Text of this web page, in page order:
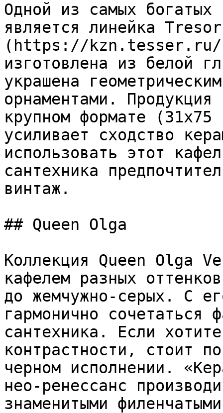
Одной из самых богатых
является линейка
(https://kzn.tesser.ru/
изготовлена из белой
украшена
орнаментами. Продукция
крупном формате
усиливает сходство
использовать этот
сантехника
винтаж.
## Queen Olga
Коллекция Queen Olga
кафелем разных
до жемчужно-серых. С
гармонично сочетаться
сантехника. Если
контрастности, стоит
черном исполнении.
нео-ренессанс
знаменитыми